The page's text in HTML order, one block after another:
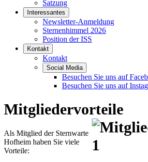
Satzung
Interessantes
Newsletter-Anmeldung
Sternenhimmel 2026
Position der ISS
Kontakt
Kontakt
Social Media
Besuchen Sie uns auf
Besuchen Sie uns auf
Mitgliedervorteile
Als Mitglied der Sternwarte
Hofheim haben Sie viele
Vorteile: